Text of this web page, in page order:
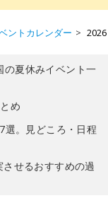
ントカレンダー
夏休みイベント一
め
選。見どころ・日程
させるおすすめの過